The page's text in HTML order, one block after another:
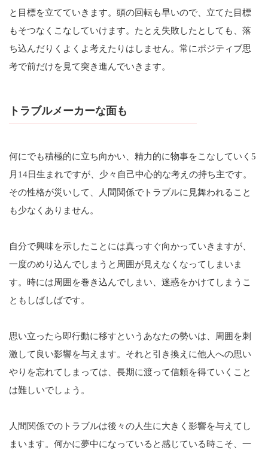
と目標を立てていきます。頭の回転も早いので、立てた目標
もそつなくこなしていけます。たとえ失敗したとしても、落
ち込んだりくよくよ考えたりはしません。常にポジティブ思
考で前だけを見て突き進んでいきます。
トラブルメーカーな面も
何にでも積極的に立ち向かい、精力的に物事をこなしていく5
月14日生まれですが、少々自己中心的な考えの持ち主です。
その性格が災いして、人間関係でトラブルに見舞われること
も少なくありません。
自分で興味を示したことには真っすぐ向かっていきますが、
一度のめり込んでしまうと周囲が見えなくなってしまいま
す。時には周囲を巻き込んでしまい、迷惑をかけてしまうこ
ともしばしばです。
思い立ったら即行動に移すというあなたの勢いは、周囲を刺
激して良い影響を与えます。それと引き換えに他人への思い
やりを忘れてしまっては、長期に渡って信頼を得ていくこと
は難しいでしょう。
人間関係でのトラブルは後々の人生に大きく影響を与えてし
まいます。何かに夢中になっていると感じている時こそ、一